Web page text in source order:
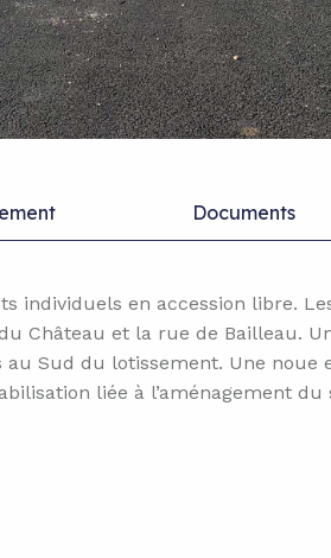
Documents
individuels en accession libre.
Château et la rue de Bailleau.
Sud du lotissement. Une noue
liée à l’aménagement du